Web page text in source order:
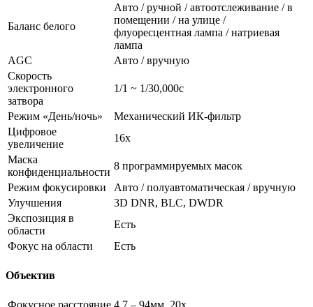
Баланс белого
Авто / ручной / автоотслеживание / в
помещении / на улице /
флуоресцентная лампа / натриевая
лампа
AGC
Авто / вручную
Скорость
электронного
затвора
1/1 ~ 1/30,000с
Режим «День/ночь»
Механический ИК-фильтр
Цифровое
увеличение
16х
Маска
конфиденциальности
8 программируемых масок
Режим фокусировки
Авто / полуавтоматическая / вручную
Улучшения
3D DNR, BLC, DWDR
Экспозиция в
области
Есть
Фокус на области
Есть
Объектив